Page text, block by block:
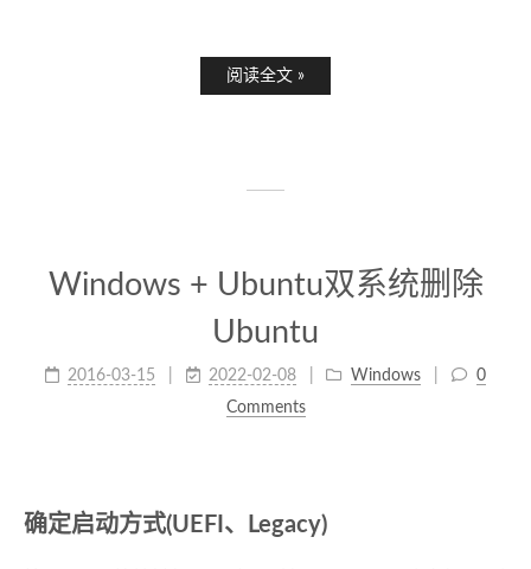
阅读全文 »
Windows + Ubuntu双系统删除
Ubuntu
2016-03-15 2022-02-08 Windows
0
Comments
确定启动方式(UEFI、Legacy)